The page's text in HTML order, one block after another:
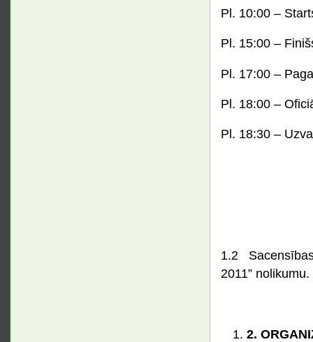
Pl. 10:00 –
Pl. 15:00 –
Pl. 17:00 –
Pl. 18:00 –
Pl. 18:30 –
1.2 Sacensības
2011” nolikumu.
2.